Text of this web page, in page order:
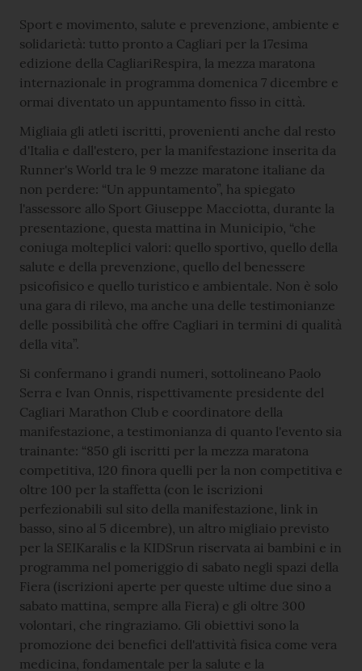
Sport e movimento, salute e prevenzione, ambiente e
solidarietà: tutto pronto a Cagliari per la 17esima
edizione della CagliariRespira, la mezza maratona
internazionale in programma domenica 7 dicembre e
ormai diventato un appuntamento fisso in città.
Migliaia gli atleti iscritti, provenienti anche dal resto
d'Italia e dall'estero, per la manifestazione inserita da
Runner's World tra le 9 mezze maratone italiane da
non perdere: “Un appuntamento”, ha spiegato
l'assessore allo Sport Giuseppe Macciotta, durante la
presentazione, questa mattina in Municipio, “che
coniuga molteplici valori: quello sportivo, quello della
salute e della prevenzione, quello del benessere
psicofisico e quello turistico e ambientale. Non è solo
una gara di rilevo, ma anche una delle testimonianze
delle possibilità che offre Cagliari in termini di qualità
della vita”.
Si confermano i grandi numeri, sottolineano Paolo
Serra e Ivan Onnis, rispettivamente presidente del
Cagliari Marathon Club e coordinatore della
manifestazione, a testimonianza di quanto l'evento sia
trainante: “850 gli iscritti per la mezza maratona
competitiva, 120 finora quelli per la non competitiva e
oltre 100 per la staffetta (con le iscrizioni
perfezionabili sul sito della manifestazione, link in
basso, sino al 5 dicembre), un altro migliaio previsto
per la SEIKaralis e la KIDSrun riservata ai bambini e in
programma nel pomeriggio di sabato negli spazi della
Fiera (iscrizioni aperte per queste ultime due sino a
sabato mattina, sempre alla Fiera) e gli oltre 300
volontari, che ringraziamo. Gli obiettivi sono la
promozione dei benefici dell'attività fisica come vera
medicina, fondamentale per la salute e la